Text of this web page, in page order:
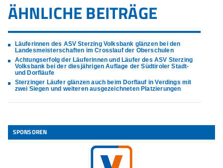
ÄHNLICHE BEITRÄGE
Läuferinnen des ASV Sterzing Volksbank glänzen bei den
Landesmeisterschaften im Crosslauf der Oberschulen
Achtungserfolg der Läuferinnen und Läufer des ASV Sterzing
Volksbank bei der diesjährigen Auflage der Südtiroler Stadt-
und Dorfläufe
Sterzinger Läufer glänzen auch beim Dorflauf in Verdings mit
zwei Siegen und weiteren ausgezeichneten Platzierungen
SPONSOREN